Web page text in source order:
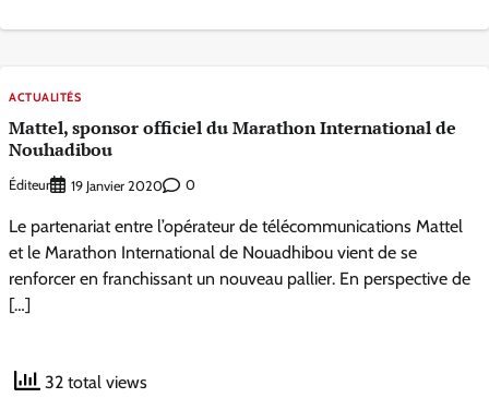
ACTUALITÉS
Mattel, sponsor officiel du Marathon International de
Nouhadibou
Éditeur 19 Janvier 2020 0
Le partenariat entre l’opérateur de télécommunications Mattel
et le Marathon International de Nouadhibou vient de se
renforcer en franchissant un nouveau pallier. En perspective de
[…]
32 total views